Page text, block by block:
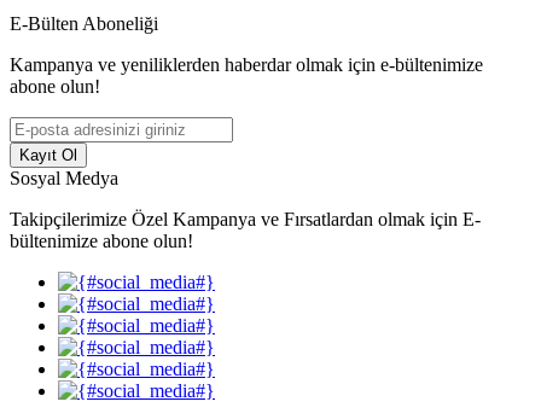
E-Bülten Aboneliği
Kampanya ve yeniliklerden haberdar olmak için e-bültenimize
abone olun!
Kayıt Ol
Sosyal Medya
Takipçilerimize Özel Kampanya ve Fırsatlardan olmak için E-
bültenimize abone olun!